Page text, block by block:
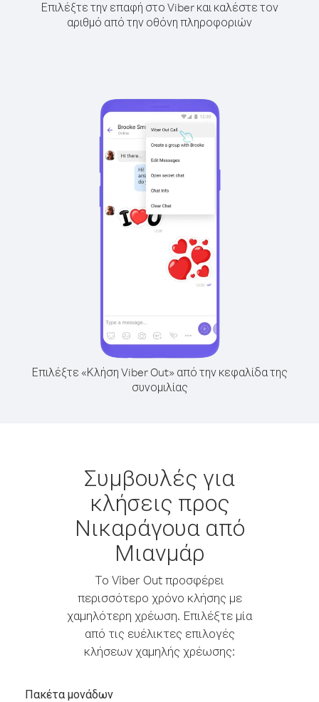
Επιλέξτε την επαφή στο Viber και καλέστε τον
αριθμό από την οθόνη πληροφοριών
Επιλέξτε «Κλήση Viber Out» από την κεφαλίδα της
συνομιλίας
Συμβουλές για
κλήσεις προς
Νικαράγουα από
Μιανμάρ
Το Viber Out προσφέρει
περισσότερο χρόνο κλήσης με
χαμηλότερη χρέωση. Επιλέξτε μία
από τις ευέλικτες επιλογές
κλήσεων χαμηλής χρέωσης:
Πακέτα μονάδων